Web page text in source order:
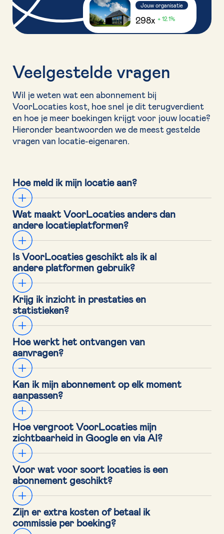
Jouw organisatie
298x + 12.1%
Veelgestelde vragen
Wil je weten wat een abonnement bij
VoorLocaties kost, hoe snel je dit terugverdient
en hoe je meer boekingen krijgt voor jouw locatie?
Hieronder beantwoorden we de meest gestelde
vragen van locatie-eigenaren.
Hoe meld ik mijn locatie aan?
Wat maakt VoorLocaties anders dan
andere locatieplatformen?
Is VoorLocaties geschikt als ik al
andere platformen gebruik?
Krijg ik inzicht in prestaties en
statistieken?
Hoe werkt het ontvangen van
aanvragen?
Kan ik mijn abonnement op elk moment
aanpassen?
Hoe vergroot VoorLocaties mijn
zichtbaarheid in Google en via AI?
Voor wat voor soort locaties is een
abonnement geschikt?
Zijn er extra kosten of betaal ik
commissie per boeking?